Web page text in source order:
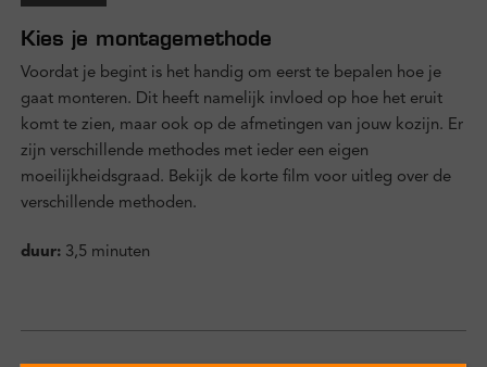
Kies je montagemethode
Voordat je begint is het handig om eerst te bepalen hoe je
gaat monteren. Dit heeft namelijk invloed op hoe het eruit
komt te zien, maar ook op de afmetingen van jouw kozijn. Er
zijn verschillende methodes met ieder een eigen
moeilijkheidsgraad. Bekijk de korte film voor uitleg over de
verschillende methoden.
duur:3,5 minuten